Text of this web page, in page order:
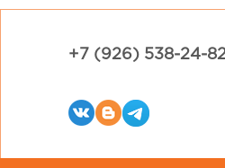
+7 (926) 538-24-